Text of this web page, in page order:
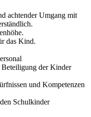
achtender Umgang mit
das Kind.
der Kinder
und Kompetenzen
Schulkinder